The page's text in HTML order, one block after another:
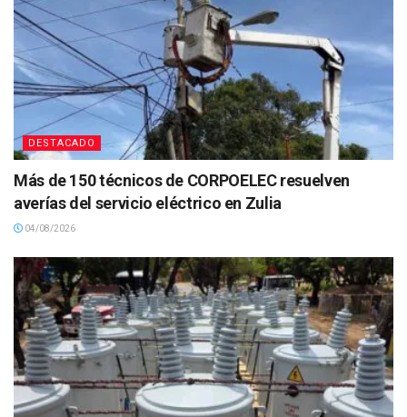
DESTACADO
Más de 150 técnicos de CORPOELEC resuelven
averías del servicio eléctrico en Zulia
04/08/2026